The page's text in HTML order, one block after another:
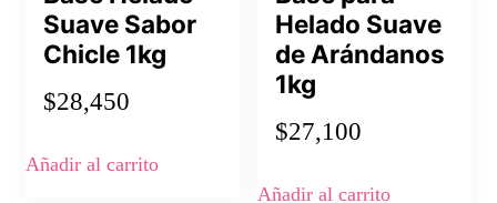
Suave Sabor
Chicle 1kg
$28,450
Añadir al carrito
Helado Suave
de Arándanos
1kg
$27,100
Añadir al carrito